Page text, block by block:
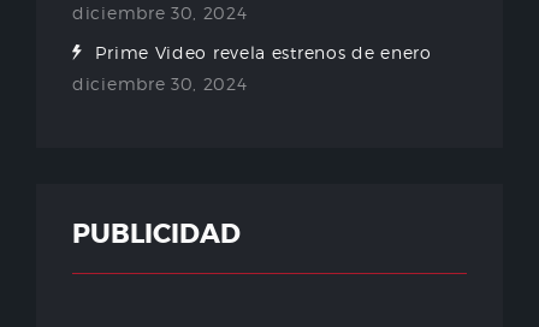
diciembre 30, 2024
Prime Video revela estrenos de enero
diciembre 30, 2024
PUBLICIDAD